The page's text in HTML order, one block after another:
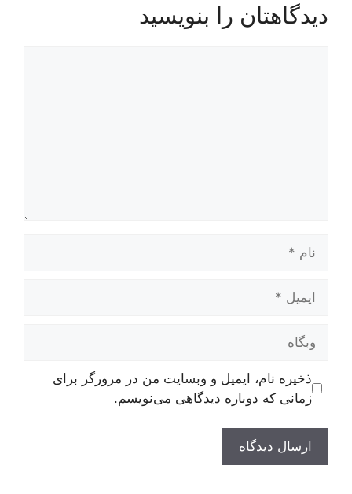
دیدگاهتان را بنویسید
وبگاه
ذخیره نام، ایمیل و وبسایت من در مرورگر برای
زمانی که دوباره دیدگاهی می‌نویسم.